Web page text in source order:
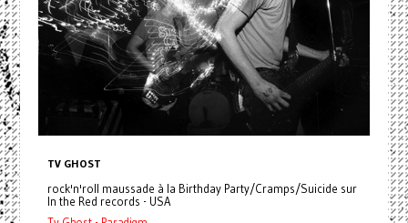
TV GHOST
rock'n'roll maussade à la Birthday Party/Cramps/Suicide sur
In the Red records - USA